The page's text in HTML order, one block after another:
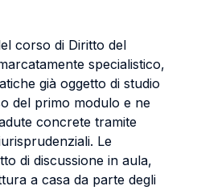
corso di Diritto del
specialistico,
già oggetto di studio
del primo modulo e ne
concrete tramite
Le
di discussione in aula,
a casa da parte degli